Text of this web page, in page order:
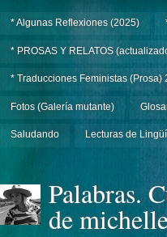
* Algunas Reflexiones (2025)
* PROSAS Y RELATOS
* Traducciones Feministas (Prosa)
Fotos (Galería mutante)
Saludando Lecturas de
Palabras.
de